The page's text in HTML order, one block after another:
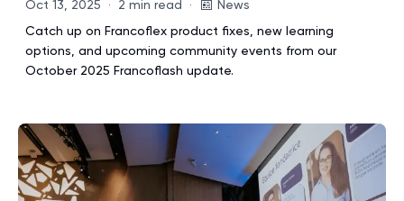
Oct 13, 2025 · 2 min read · 📰 News
Catch up on Francoflex product fixes, new learning
options, and upcoming community events from our
October 2025 Francoflash update.